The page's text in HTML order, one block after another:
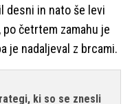
desni in nato še levi
četrtem zamahu je
je nadaljeval z brcami.
ki so se znesli